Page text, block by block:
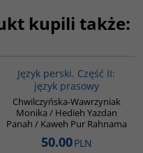
kupili także:
Język perski. Część II:
język prasowy
Chwilczyńska-Wawrzyniak
Monika / Hedieh Yazdan
Panah / Kaweh Pur Rahnama
50.00PLN